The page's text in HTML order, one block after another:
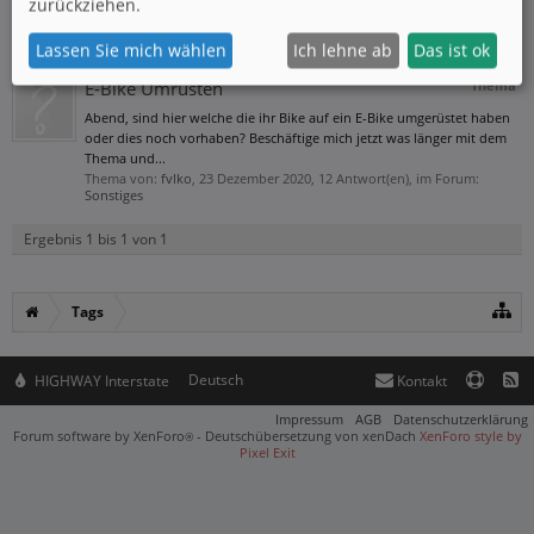
akku
Thema
E-Bike Umrüsten
Abend, sind hier welche die ihr Bike auf ein E-Bike umgerüstet haben
oder dies noch vorhaben? Beschäftige mich jetzt was länger mit dem
Thema und...
Thema von: fvlko, 23 Dezember 2020, 12 Antwort(en), im Forum:
Sonstiges
Ergebnis 1 bis 1 von 1
Tags
HIGHWAY Interstate Deutsch Kontakt
Impressum AGB
Datenschutzerklärung
Forum software by XenForo® - Deutschübersetzung von xenDach XenForo style by
Pixel Exit
Lassen Sie mich wählen Ich lehne ab Das ist ok